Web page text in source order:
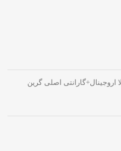
اروجینال+گارانتی اصلی گرین